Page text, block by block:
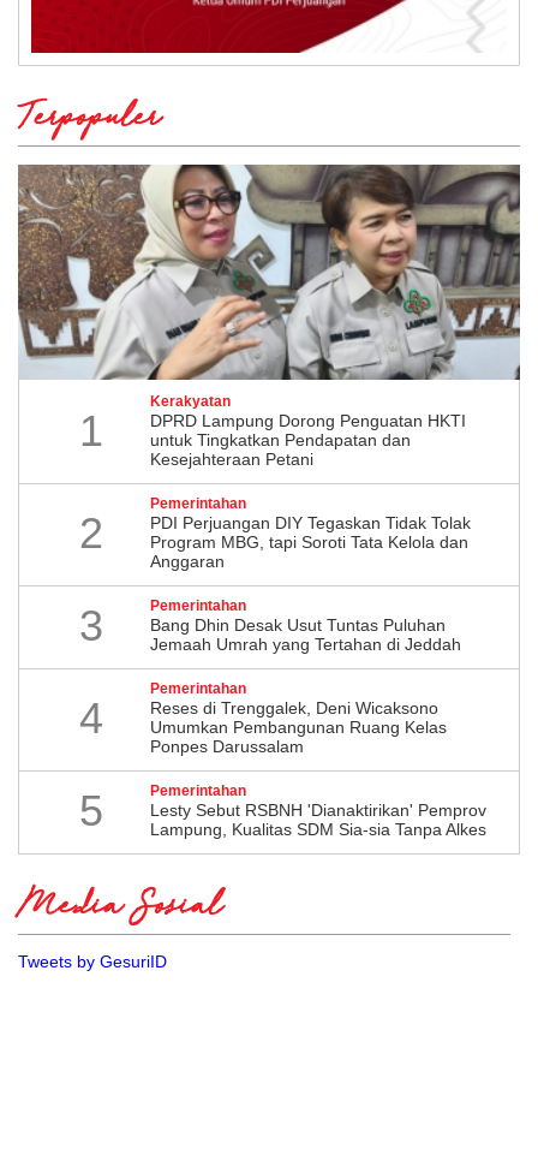
Terpopuler
1
Kerakyatan
DPRD Lampung Dorong Penguatan HKTI
untuk Tingkatkan Pendapatan dan
Kesejahteraan Petani
2
Pemerintahan
PDI Perjuangan DIY Tegaskan Tidak Tolak
Program MBG, tapi Soroti Tata Kelola dan
Anggaran
3 Pemerintahan
Bang Dhin Desak Usut Tuntas Puluhan
Jemaah Umrah yang Tertahan di Jeddah
4
Pemerintahan
​Reses di Trenggalek, Deni Wicaksono
Umumkan Pembangunan Ruang Kelas
Ponpes Darussalam
5 Pemerintahan
Lesty Sebut RSBNH 'Dianaktirikan' Pemprov
Lampung, Kualitas SDM Sia-sia Tanpa Alkes
Media Sosial
Tweets by GesuriID